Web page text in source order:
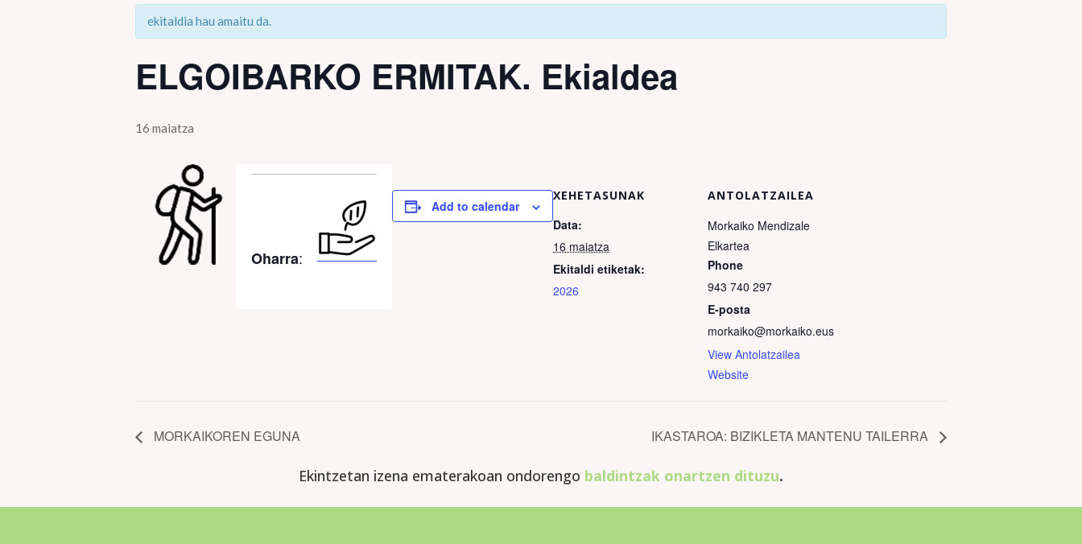
ekitaldia hau amaitu da.
ELGOIBARKO ERMITAK. Ekialdea
16 maiatza
Oharra:
Add to calendar
XEHETASUNAK
Data:
16 maiatza
Ekitaldi etiketak:
2026
ANTOLATZAILEA
Morkaiko Mendizale
Elkartea
Phone
943 740 297
E-posta
morkaiko@morkaiko.eus
View Antolatzailea
Website
MORKAIKOREN EGUNA IKASTAROA: BIZIKLETA MANTENU TAILERRA
Ekintzetan izena ematerakoan ondorengo baldintzak onartzen dituzu.